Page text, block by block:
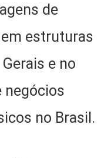
de
estruturas
e no
negócios
no Brasil.